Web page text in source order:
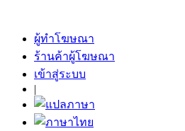
ผู้ทำโฆษณา
ร้านค้าผู้โฆษณา
เข้าสู่ระบบ
|